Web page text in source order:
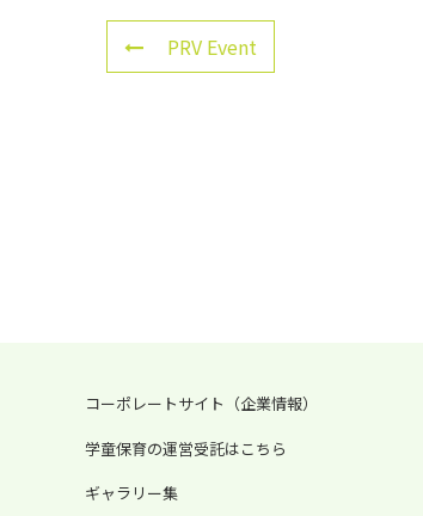
PRV Event
コーポレートサイト（企業情報）
学童保育の運営受託はこちら
ギャラリー集